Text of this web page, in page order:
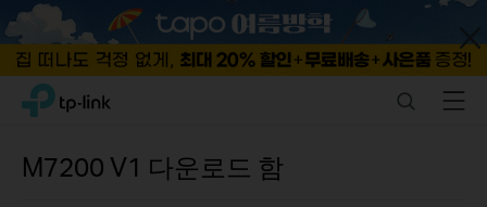
Click
navigation
TP-Link, Reliably Smart SearchMenu
M7200 V1 다운로드 함